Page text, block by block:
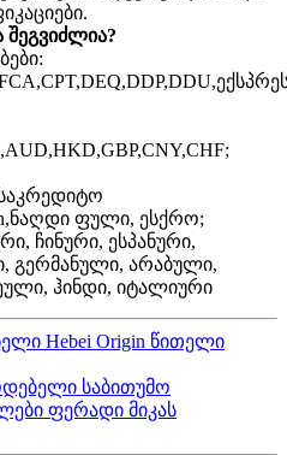
შეგვიძლია?
ფული, ესქრო;
ჩინური, ესპანური,
გერმანული, არაბული,
ჰინდი, იტალიური
Hebei Origin წითელი
საბითუმო
ფერადი მიკას